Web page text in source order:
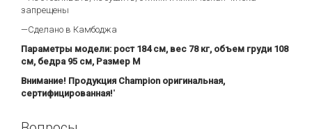
запрещены
—Сделано в Камбоджа
Параметры модели: рост 184 см, вес 78 кг, объем груди 108
см, бедра 95 см, Размер М
Внимание! Продукция Champion оригинальная,
сертифицированная!"